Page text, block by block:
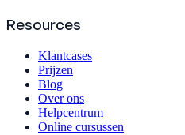
Resources
Klantcases
Prijzen
Blog
Over ons
Helpcentrum
Online cursussen